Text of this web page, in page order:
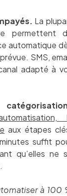
La
permettent
automatique
SMS,
adapté à
aux étapes
suffit
qu’elles ne
à 100